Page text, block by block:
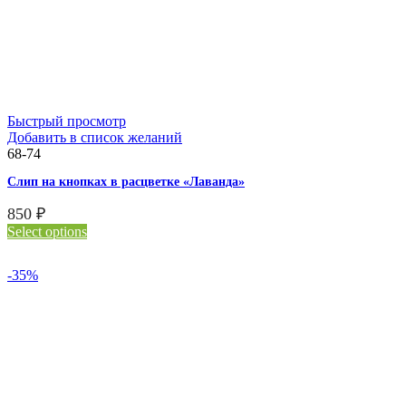
Быстрый просмотр
Добавить в список желаний
68-74
Слип на кнопках в расцветке «Лаванда»
850 ₽
Select options
-35%